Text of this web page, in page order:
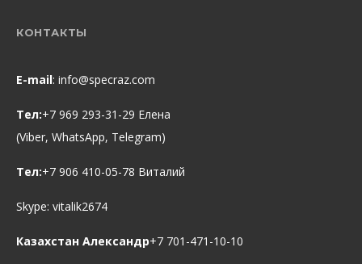
КОНТАКТЫ
E-mail: info@specraz.com
Тел:+7 969 293-31-29 Елена
(Viber, WhatsApp, Telegram)
Тел:+7 906 410-05-78 Виталий
Skype: vitalik2674
Казахстан Александр+7 701-471-10-10